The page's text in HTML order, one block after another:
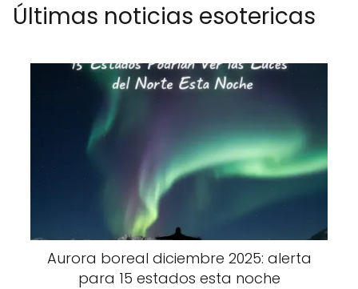
Últimas noticias esotericas
Aurora boreal diciembre 2025: alerta
para 15 estados esta noche